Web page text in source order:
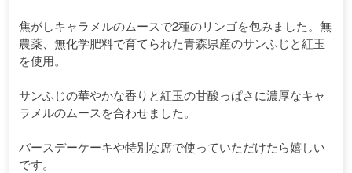
焦がしキャラメルのムースで2種のリンゴを包みました。無
農薬、無化学肥料で育てられた青森県産のサンふじと紅玉
を使用。
サンふじの華やかな香りと紅玉の甘酸っぱさに濃厚なキャ
ラメルのムースを合わせました。
バースデーケーキや特別な席で使っていただけたら嬉しい
です。